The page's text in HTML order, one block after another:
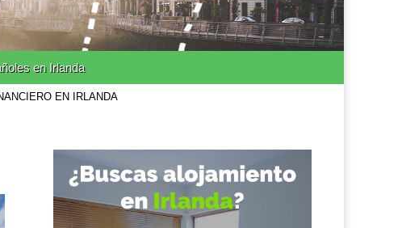
en Irlanda
EN IRLANDA